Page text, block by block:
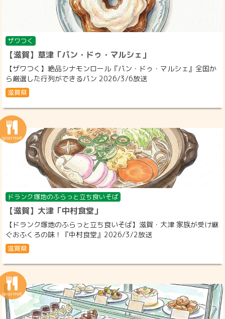
ザワつく
【滋賀】草津「パン・ドゥ・マルシェ」
【ザワつく】絶品シナモンロール『パン・ドゥ・マルシェ』全国か
ら厳選した行列ができるパン 2026/3/6放送
滋賀県
ドランク塚地のふらっと立ち食いそば
【滋賀】大津「中村食堂」
【ドランク塚地のふらっと立ち食いそば】滋賀・大津 家族が受け継
ぐおふくろの味！『中村食堂』2026/3/2放送
滋賀県